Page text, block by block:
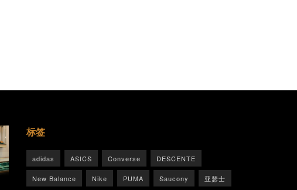
标签
adidas ASICS Converse DESCENTE
New Balance Nike PUMA Saucony 亚瑟士